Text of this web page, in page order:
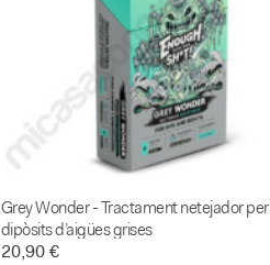
Grey Wonder - Tractament netejador
dipòsits d’aigües grises
20,90 €